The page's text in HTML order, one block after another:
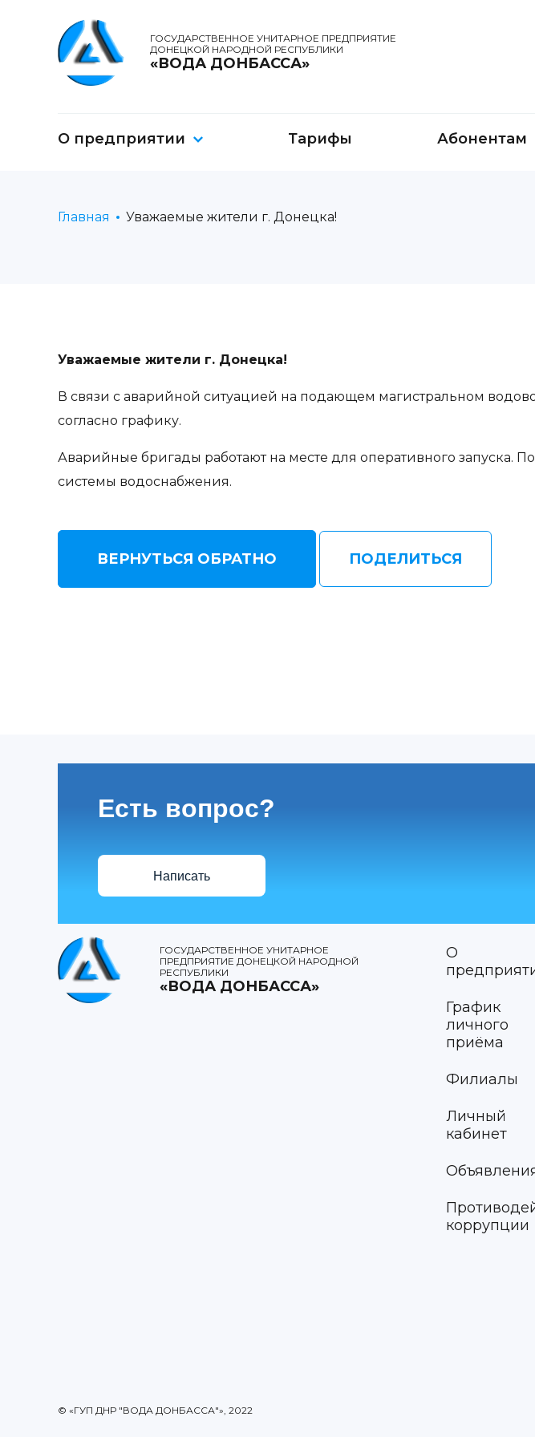
ГОСУДАРСТВЕННОЕ УНИТАРНОЕ ПРЕДПРИЯТИЕ
ДОНЕЦКОЙ НАРОДНОЙ РЕСПУБЛИКИ
«ВОДА ДОНБАССА»
О предприятии Тарифы Абонентам
Главная Уважаемые жители г. Донецка!
Уважаемые жители г. Донецка!
В связи с аварийной ситуацией на подающем магистральном
согласно графику.
Аварийные бригады работают на месте для оперативного запуска.
системы водоснабжения.
ВЕРНУТЬСЯ ОБРАТНО ПОДЕЛИТЬСЯ
Есть вопрос?
Написать
ГОСУДАРСТВЕННОЕ УНИТАРНОЕ
ПРЕДПРИЯТИЕ ДОНЕЦКОЙ НАРОДНОЙ
РЕСПУБЛИКИ
«ВОДА ДОНБАССА»
О
График
личного
приёма
Филиалы
Личный
кабинет
коррупции
© «ГУП ДНР "ВОДА ДОНБАССА"», 2022